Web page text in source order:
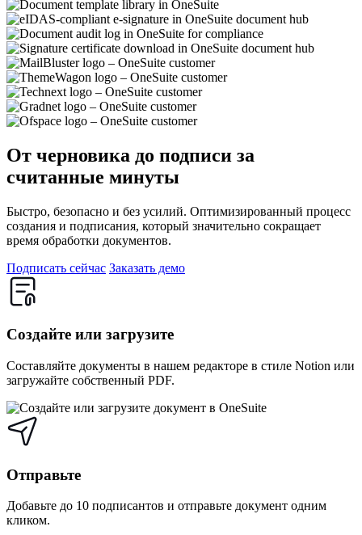
От черновика до подписи за
считанные минуты
Быстро, безопасно и без усилий. Оптимизированный процесс
создания и подписания, который значительно сокращает
время обработки документов.
Подписать сейчас Заказать демо
Создайте или загрузите
Составляйте документы в нашем редакторе в стиле Notion или
загружайте собственный PDF.
Отправьте
Добавьте до 10 подписантов и отправьте документ одним
кликом.